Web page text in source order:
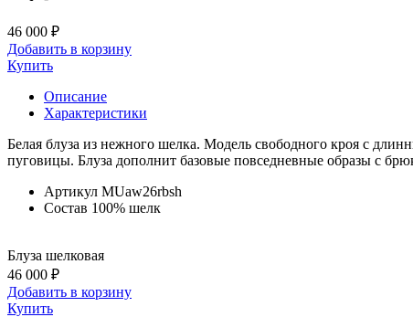
46 000 ₽
Добавить в корзину
Купить
Описание
Характеристики
Белая блуза из нежного шелка. Модель свободного кроя с
пуговицы. Блуза дополнит базовые повседневные образы с
Артикул MUaw26rbsh
Состав 100% шелк
Блуза шелковая
46 000 ₽
Добавить в корзину
Купить